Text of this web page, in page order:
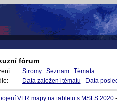
fórum
Stromy Seznam
Témata
Data založení tématu Data
VFR mapy na tabletu s MSFS 2020